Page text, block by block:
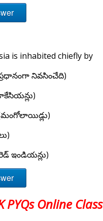
is inhabited chiefly by
నివసించేది)
ఇండియన్లు)
PYQs Online Class